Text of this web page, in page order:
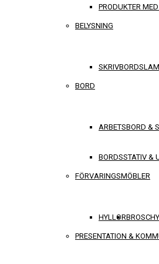
PRODUKTER
BELYSNING
BORD
ARBETSBORD &
BORDSSTATIV &
FÖRVARINGSMÖBLER
HYLLOR
PRESENTATION &